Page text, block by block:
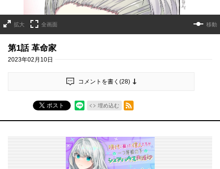
拡大 全画面 移動
第1話 革命家
2023年02月10日
コメントを書く(28)
ポスト 埋め込む
RSSフィード